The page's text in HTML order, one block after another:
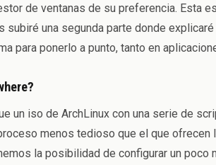
de ventanas de su preferencia. Esta
subiré una segunda parte donde
para ponerlo a punto, tanto en
un iso de ArchLinux con una serie de
menos tedioso que el que
la posibilidad de configurar un